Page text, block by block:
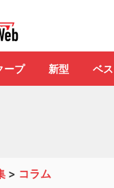
ープ 新型 ベ
> コラム